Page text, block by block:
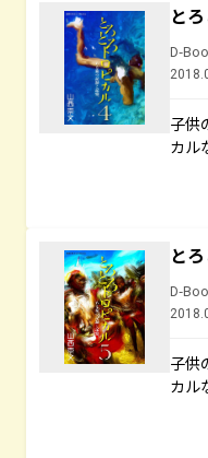
と
D-
子供
カル
と
D-
子供
カル